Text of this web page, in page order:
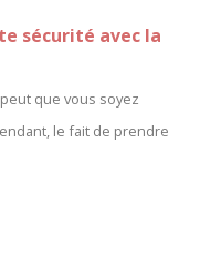
sécurité avec la
que vous soyez
le fait de prendre